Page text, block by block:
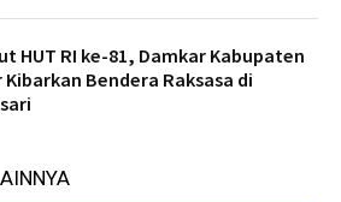
HUT RI ke-81, Damkar Kabupaten
Bendera Raksasa di